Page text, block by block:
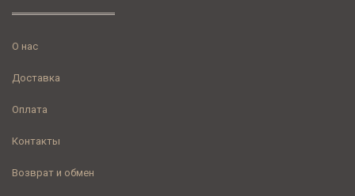
О нас
Доставка
Оплата
Контакты
Возврат и обмен